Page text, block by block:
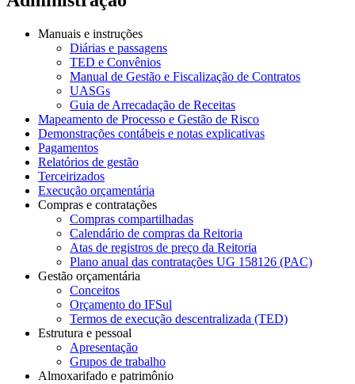
Manuais e instruções
Diárias e passagens
TED e Convênios
Manual de Gestão e Fiscalização de Contratos
UASGs
Guia de Arrecadação de Receitas
Mapeamento de Processo e Gestão de Risco
Demonstrações contábeis e notas explicativas
Pagamentos
Relatórios de gestão
Terceirizados
Execução orçamentária
Compras e contratações
Compras compartilhadas
Calendário de compras da Reitoria
Atas de registros de preço da Reitoria
Plano anual das contratações UG 158126 (PAC)
Gestão orçamentária
Conceitos
Orçamento do IFSul
Termos de execução descentralizada (TED)
Estrutura e pessoal
Apresentação
Grupos de trabalho
Almoxarifado e patrimônio